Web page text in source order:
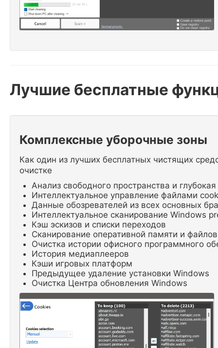
Лучшие бесплатные
Комплексные уборочные зоны
Как один из лучших бесплатных чистящих
очистке
Анализ свободного пространства и
Интеллектуальное управление файлами
Данные обозревателей из всех основных
Интеллектуальное сканирование Windows
Кэш эскизов и списки переходов
Сканирование оперативной памяти и
Очистка истории офисного программного
История медиаплееров
Кэши игровых платформ
Предыдущее удаление установки Windows
Очистка Центра обновления Windows